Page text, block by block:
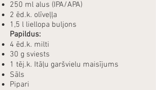
250 ml alus (IPA/APA)
2 ēd.k. olīveļļa
1,5 l liellopa buljons
Papildus:
4 ēd.k. milti
30 g sviests
1 tēj.k. Itāļu garšvielu maisījums
Sāls
Pipari